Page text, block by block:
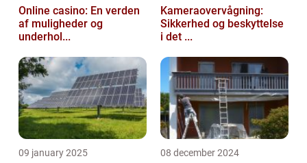
Online casino: En verden
af muligheder og
underhol...
Kameraovervågning:
Sikkerhed og beskyttelse
i det ...
09 january 2025 08 december 2024